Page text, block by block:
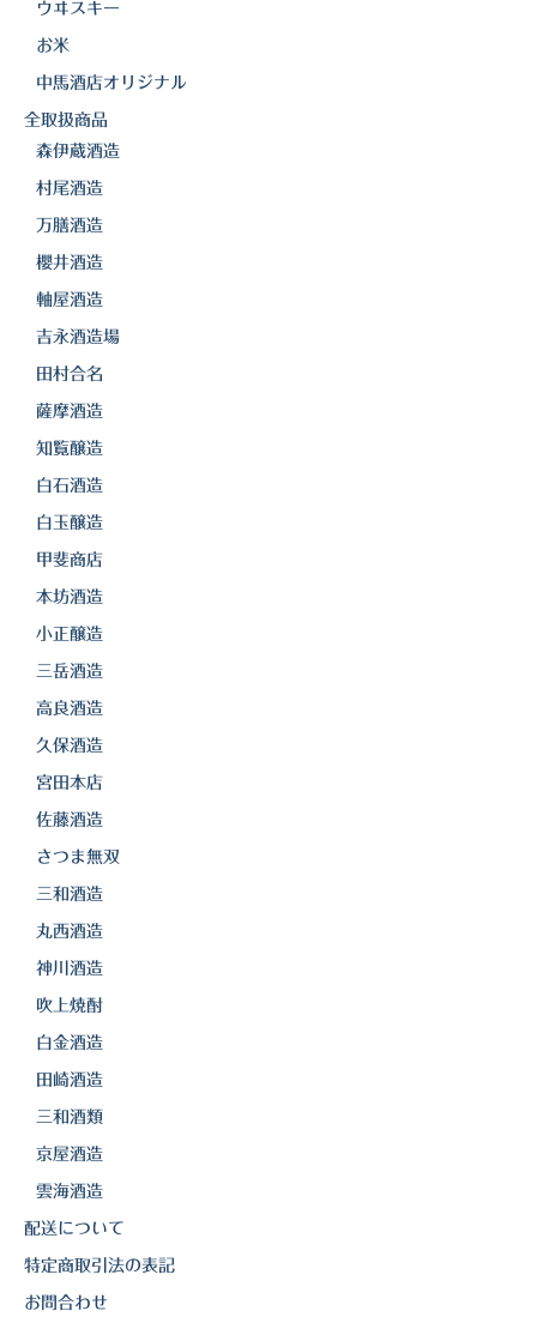
ウヰスキー
お米
中馬酒店オリジナル
全取扱商品
森伊蔵酒造
村尾酒造
万膳酒造
櫻井酒造
軸屋酒造
吉永酒造場
田村合名
薩摩酒造
知覧醸造
白石酒造
白玉醸造
甲斐商店
本坊酒造
小正醸造
三岳酒造
高良酒造
久保酒造
宮田本店
佐藤酒造
さつま無双
三和酒造
丸西酒造
神川酒造
吹上焼酎
白金酒造
田崎酒造
三和酒類
京屋酒造
雲海酒造
配送について
特定商取引法の表記
お問合わせ